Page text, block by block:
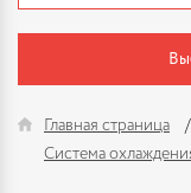
Главная страница
Система